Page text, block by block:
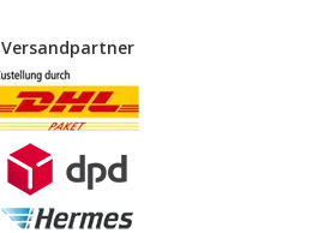
Versandpartner